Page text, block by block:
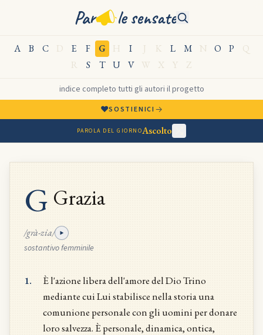
Par le sensate
A B C D E F G H I J K L M N O P
Q
R
S T U V W X Y Z
indice completo tutti gli autori il progetto
♥SOSTIENICI→
PAROLA DEL GIORNOAscolto
G Grazia
/grà-zia/
sostantivo femminile
1.
È l'azione libera dell'amore del Dio Trino
mediante cui Lui stabilisce nella storia una
comunione personale con gli uomini per donare
loro salvezza. È personale, dinamica, ontica,